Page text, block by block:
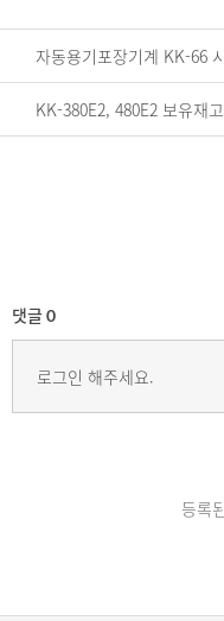
자동용기포장기계 KK-66
KK-380E2, 480E2 보유재고
댓글0
로그인 해주세요.
등록